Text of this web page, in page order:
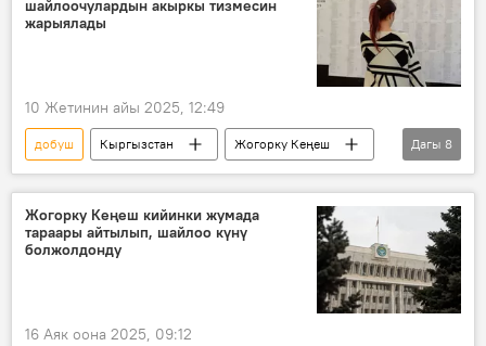
шайлоочулардын акыркы тизмесин
жарыялады
10 Жетинин айы 2025, 12:49
добуш Кыргызстан
Жогорку Кеңеш
шайлоо
шайлоочу
тизме
эркек
аял тилке
кагаз
Жогорку Кеңеш шайлоосу — 2025
Дагы 8
Жогорку Кеңеш кийинки жумада
тараары айтылып, шайлоо күнү
болжолдонду
16 Аяк оона 2025, 09:12